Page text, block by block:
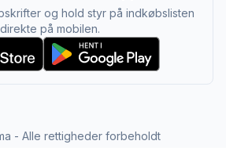
og hold styr på indkøbslisten
direkte på mobilen.
- Alle rettigheder forbeholdt